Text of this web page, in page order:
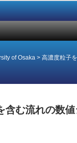
of Osaka > 高濃度粒子
含む流れの数